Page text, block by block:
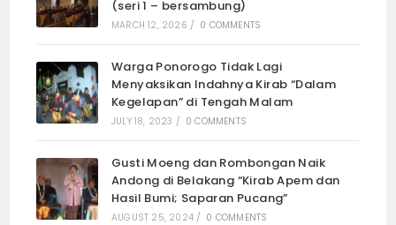
(seri 1 – bersambung)
MARCH 12, 2026 / 0 COMMENTS
Warga Ponorogo Tidak Lagi
Menyaksikan Indahnya Kirab “Dalam
Kegelapan” di Tengah Malam
JULY 18, 2023 / 0 COMMENTS
Gusti Moeng dan Rombongan Naik
Andong di Belakang “Kirab Apem dan
Hasil Bumi; Saparan Pucang”
AUGUST 25, 2024 / 0 COMMENTS